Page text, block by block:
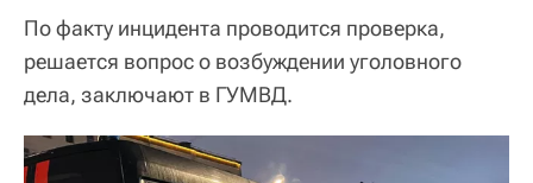
По факту инцидента проводится проверка,
решается вопрос о возбуждении уголовного
дела, заключают в ГУМВД.